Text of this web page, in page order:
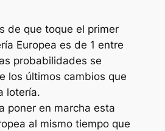
de que toque el primer
Europea es de 1 entre
probabilidades se
los últimos cambios que
lotería.
poner en marcha esta
al mismo tiempo que